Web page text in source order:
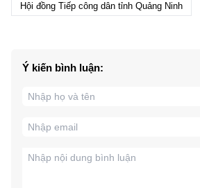
Hội đồng Tiếp công dân tỉnh Quảng Ninh
Ý kiến bình luận: